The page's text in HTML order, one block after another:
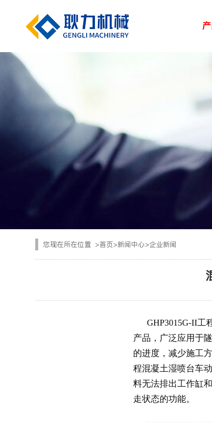
产品设备
矿用设备 UPS-
UPS-15JT矿用混
SPB9-T 湿式混凝
CYTJ76矿用掘进
GKF-60W矿用辅
JSY-150矿用搅拌
SPB8湿式混凝土喷
查看更多
湿喷设备
注浆设备
> 路桥
> 隧道
> 地下管廊
> 企业新闻
> 行
> 专题报道
> 服务网络
> 客户培训
> 荣誉资质
> 联系我们
您现在所在位置 >首页>新闻中心>企业新闻
GHP3015G-II工
产品，广泛应用于
的进度，减少施工
程混凝土湿喷台车
料无法排出工作缸
走状态的功能。